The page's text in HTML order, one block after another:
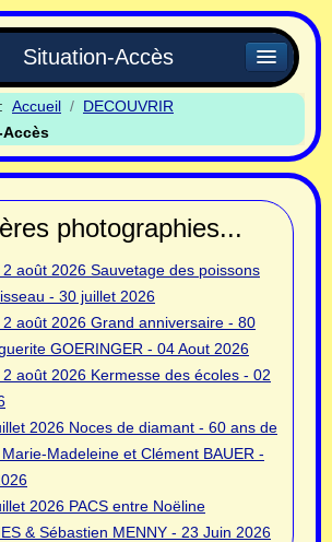
Situation-Accès
Accueil
DECOUVRIR
photographies...
août 2026 Sauvetage des poissons
- 30 juillet 2026
août 2026 Grand anniversaire - 80
GOERINGER - 04 Aout 2026
août 2026 Kermesse des écoles - 02
2026 Noces de diamant - 60 ans de
Madeleine et Clément BAUER -
2026 PACS entre Noëline
& Sébastien MENNY - 23 Juin 2026